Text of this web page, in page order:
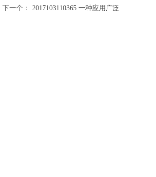
下一个：
2017103110365 一种应用广泛......